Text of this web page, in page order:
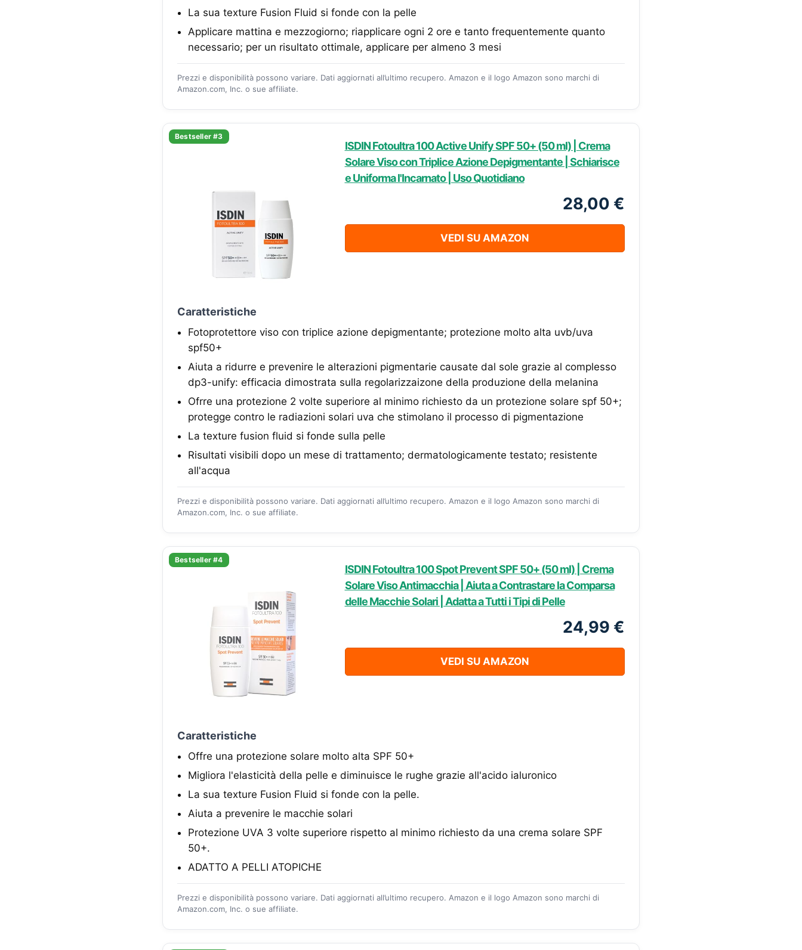
La sua texture Fusion Fluid si fonde con la pelle
Applicare mattina e mezzogiorno; riapplicare ogni 2 ore e tanto frequentemente quanto
necessario; per un risultato ottimale, applicare per almeno 3 mesi
Prezzi e disponibilità possono variare. Dati aggiornati all’ultimo recupero. Amazon e il logo Amazon sono marchi di
Amazon.com, Inc. o sue affiliate.
Bestseller #3
ISDIN Fotoultra 100 Active Unify SPF 50+ (50 ml) | Crema
Solare Viso con Triplice Azione Depigmentante | Schiarisce
e Uniforma l'Incarnato | Uso Quotidiano
28,00 €
VEDI SU AMAZON
Caratteristiche
Fotoprotettore viso con triplice azione depigmentante; protezione molto alta uvb/uva
spf50+
Aiuta a ridurre e prevenire le alterazioni pigmentarie causate dal sole grazie al complesso
dp3-unify: efficacia dimostrata sulla regolarizzaizone della produzione della melanina
Ofrre una protezione 2 volte superiore al minimo richiesto da un protezione solare spf 50+;
protegge contro le radiazioni solari uva che stimolano il processo di pigmentazione
La texture fusion fluid si fonde sulla pelle
Risultati visibili dopo un mese di trattamento; dermatologicamente testato; resistente
all'acqua
Prezzi e disponibilità possono variare. Dati aggiornati all’ultimo recupero. Amazon e il logo Amazon sono marchi di
Amazon.com, Inc. o sue affiliate.
Bestseller #4
ISDIN Fotoultra 100 Spot Prevent SPF 50+ (50 ml) | Crema
Solare Viso Antimacchia | Aiuta a Contrastare la Comparsa
delle Macchie Solari | Adatta a Tutti i Tipi di Pelle
24,99 €
VEDI SU AMAZON
Caratteristiche
Offre una protezione solare molto alta SPF 50+
Migliora l'elasticità della pelle e diminuisce le rughe grazie all'acido ialuronico
La sua texture Fusion Fluid si fonde con la pelle.
Aiuta a prevenire le macchie solari
Protezione UVA 3 volte superiore rispetto al minimo richiesto da una crema solare SPF
50+.
ADATTO A PELLI ATOPICHE
Prezzi e disponibilità possono variare. Dati aggiornati all’ultimo recupero. Amazon e il logo Amazon sono marchi di
Amazon.com, Inc. o sue affiliate.